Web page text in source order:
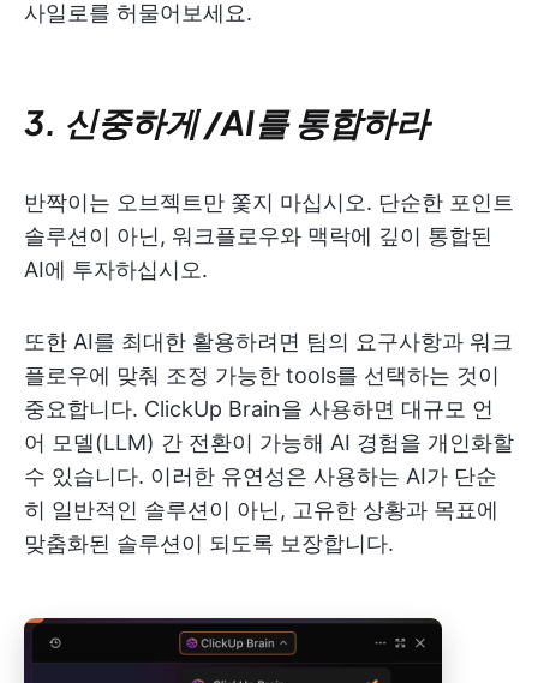
사일로를 허물어보세요.
3. 신중하게 /AI를 통합하라
반짝이는 오브젝트만 쫓지 마십시오. 단순한 포인트
솔루션이 아닌, 워크플로우와 맥락에 깊이 통합된
AI에 투자하십시오.
또한 AI를 최대한 활용하려면 팀의 요구사항과 워크
플로우에 맞춰 조정 가능한 tools를 선택하는 것이
중요합니다. ClickUp Brain을 사용하면 대규모 언
어 모델(LLM) 간 전환이 가능해 AI 경험을 개인화할
수 있습니다. 이러한 유연성은 사용하는 AI가 단순
히 일반적인 솔루션이 아닌, 고유한 상황과 목표에
맞춤화된 솔루션이 되도록 보장합니다.